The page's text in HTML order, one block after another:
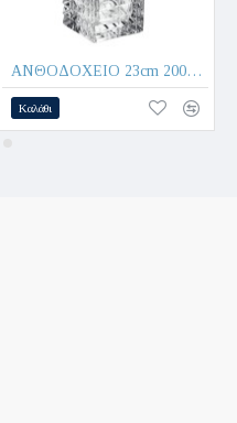
ΑΝΘΟΔΟΧΕΙΟ 23cm 2000 QUADRO - BORMIOLI
Καλάθι